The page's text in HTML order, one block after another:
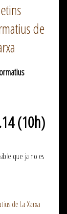
de
(10h)
que ja no es
de La Xarxa